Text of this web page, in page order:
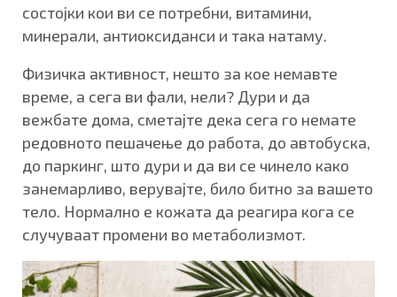
состојки кои ви се потребни, витамини,
минерали, антиоксиданси и така натаму.
Физичка активност, нешто за кое немавте
време, а сега ви фали, нели? Дури и да
вежбате дома, сметајте дека сега го немате
редовното пешачење до работа, до автобуска,
до паркинг, што дури и да ви се чинело како
занемарливо, верувајте, било битно за вашето
тело. Нормално е кожата да реагира кога се
случуваат промени во метаболизмот.